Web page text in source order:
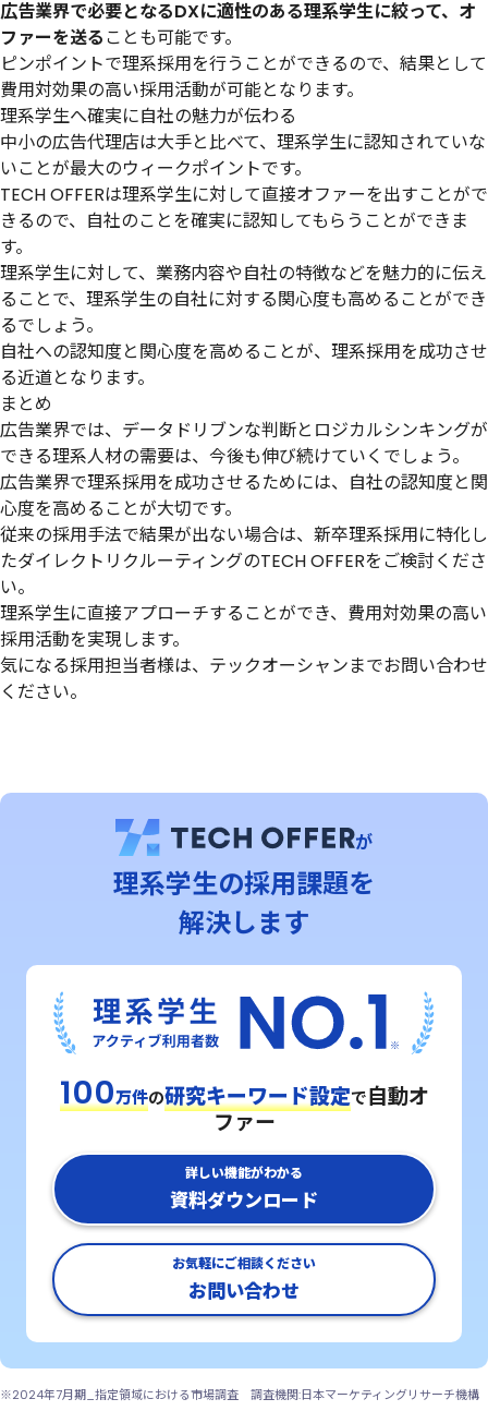
広告業界で必要となるDXに適性のある理系学生に絞って、オ
ファーを送る ことも可能です。
ピンポイントで理系採用を行うことができるので、結果として
費用対効果の高い採用活動が可能となります。
理系学生へ確実に自社の魅力が伝わる
中小の広告代理店は大手と比べて、理系学生に認知されていな
いことが最大のウィークポイントです。
TECH OFFERは理系学生に対して直接オファーを出すことがで
きるので、自社のことを確実に認知してもらうことができま
す。
理系学生に対して、業務内容や自社の特徴などを魅力的に伝え
ることで、理系学生の自社に対する関心度も高めることができ
るでしょう。
自社への認知度と関心度を高めることが、理系採用を成功させ
る近道となります。
まとめ
広告業界では、データドリブンな判断とロジカルシンキングが
できる理系人材の需要は、今後も伸び続けていくでしょう。
広告業界で理系採用を成功させるためには、自社の認知度と関
心度を高めることが大切です。
従来の採用手法で結果が出ない場合は、新卒理系採用に特化し
たダイレクトリクルーティングのTECH OFFERをご検討くださ
い。
理系学生に直接アプローチすることができ、費用対効果の高い
採用活動を実現します。
気になる採用担当者様は、テックオーシャンまでお問い合わせ
ください。
が
理系学⽣の採用課題を
解決します
100万件の研究キーワード設定で自動オ
ファー
詳しい機能がわかる
資料ダウンロード
お気軽にご相談ください
お問い合わせ
※2024年7月期_指定領域における市場調査 調査機関:日本マーケティングリサーチ機構